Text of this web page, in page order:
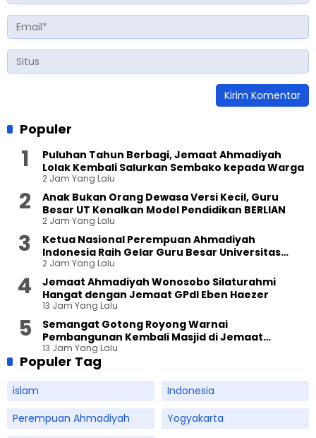
Populer
Puluhan Tahun Berbagi, Jemaat Ahmadiyah
Lolak Kembali Salurkan Sembako kepada Warga
2 Jam Yang Lalu
Anak Bukan Orang Dewasa Versi Kecil, Guru
Besar UT Kenalkan Model Pendidikan BERLIAN
2 Jam Yang Lalu
Ketua Nasional Perempuan Ahmadiyah
Indonesia Raih Gelar Guru Besar Universitas
Terbuka
2 Jam Yang Lalu
Jemaat Ahmadiyah Wonosobo Silaturahmi
Hangat dengan Jemaat GPdI Eben Haezer
13 Jam Yang Lalu
Semangat Gotong Royong Warnai
Pembangunan Kembali Masjid di Jemaat
Ahmadiyah Sukapura
13 Jam Yang Lalu
Populer Tag
islam
Indonesia
Perempuan Ahmadiyah
Yogyakarta